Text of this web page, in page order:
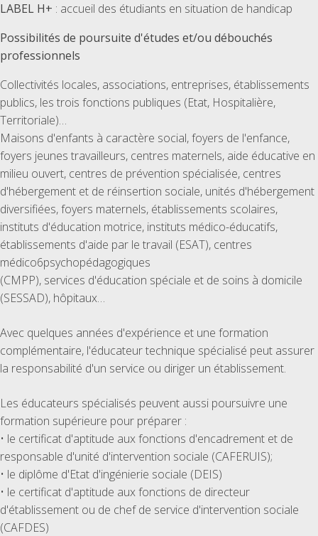
LABEL H+ : accueil des étudiants en situation de handicap
Possibilités de poursuite d'études et/ou débouchés
professionnels
Collectivités locales, associations, entreprises, établissements
publics, les trois fonctions publiques (Etat, Hospitalière,
Territoriale)…
Maisons d'enfants à caractère social, foyers de l'enfance,
foyers jeunes travailleurs, centres maternels, aide éducative en
milieu ouvert, centres de prévention spécialisée, centres
d'hébergement et de réinsertion sociale, unités d'hébergement
diversifiées, foyers maternels, établissements scolaires,
instituts d'éducation motrice, instituts médico-éducatifs,
établissements d'aide par le travail (ESAT), centres
médico6psychopédagogiques
(CMPP), services d'éducation spéciale et de soins à domicile
(SESSAD), hôpitaux…
Avec quelques années d'expérience et une formation
complémentaire, l'éducateur technique spécialisé peut assurer
la responsabilité d'un service ou diriger un établissement.
Les éducateurs spécialisés peuvent aussi poursuivre une
formation supérieure pour préparer :
• le certificat d'aptitude aux fonctions d'encadrement et de
responsable d'unité d'intervention sociale (CAFERUIS);
• le diplôme d'Etat d'ingénierie sociale (DEIS)
• le certificat d'aptitude aux fonctions de directeur
d'établissement ou de chef de service d'intervention sociale
(CAFDES)